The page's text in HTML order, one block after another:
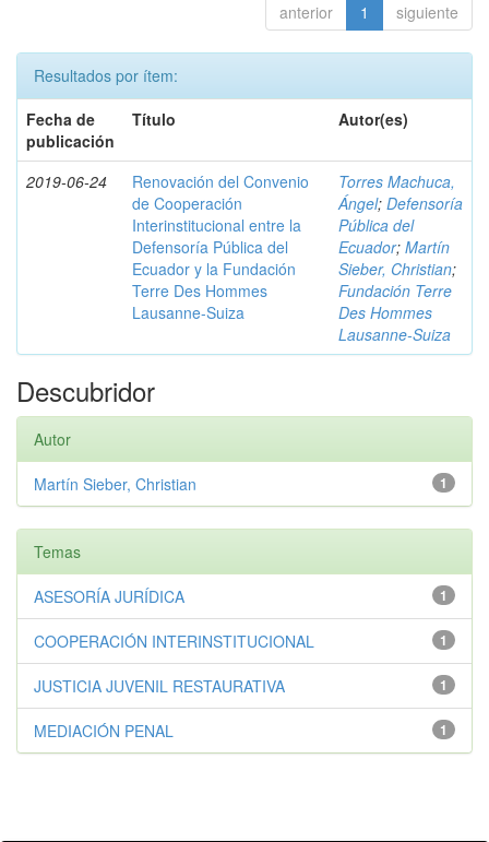
anterior 1 siguiente
Resultados por ítem:
Fecha de
publicación
Título Autor(es)
2019-06-24
Renovación del Convenio
de Cooperación
Interinstitucional entre la
Defensoría Pública del
Ecuador y la Fundación
Terre Des Hommes
Lausanne-Suiza
Torres Machuca,
Ángel; Defensoría
Pública del
Ecuador; Martín
Sieber, Christian;
Fundación Terre
Des Hommes
Lausanne-Suiza
Descubridor
Autor
1
Martín Sieber, Christian
Temas
1
ASESORÍA JURÍDICA
1
COOPERACIÓN INTERINSTITUCIONAL
1
JUSTICIA JUVENIL RESTAURATIVA
1
MEDIACIÓN PENAL